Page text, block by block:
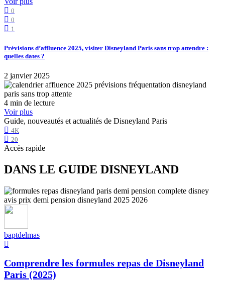
0
0
1
Prévisions d’affluence 2025, visiter Disneyland Paris sans trop attendre :
quelles dates ?
2 janvier 2025
4 min de lecture
Voir plus
Guide, nouveautés et actualités de Disneyland Paris
4K
20
Accès rapide
DANS LE GUIDE DISNEYLAND
baptdelmas
Comprendre les formules repas de Disneyland
Paris (2025)